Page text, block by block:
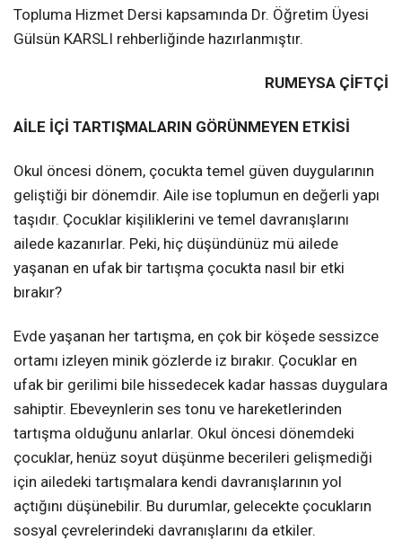
Topluma Hizmet Dersi kapsamında Dr. Öğretim Üyesi
Gülsün KARSLI rehberliğinde hazırlanmıştır.
RUMEYSA ÇİFTÇİ
AİLE İÇİ TARTIŞMALARIN GÖRÜNMEYEN ETKİSİ
Okul öncesi dönem, çocukta temel güven duygularının
geliştiği bir dönemdir. Aile ise toplumun en değerli yapı
taşıdır. Çocuklar kişiliklerini ve temel davranışlarını
ailede kazanırlar. Peki, hiç düşündünüz mü ailede
yaşanan en ufak bir tartışma çocukta nasıl bir etki
bırakır?
Evde yaşanan her tartışma, en çok bir köşede sessizce
ortamı izleyen minik gözlerde iz bırakır. Çocuklar en
ufak bir gerilimi bile hissedecek kadar hassas duygulara
sahiptir. Ebeveynlerin ses tonu ve hareketlerinden
tartışma olduğunu anlarlar. Okul öncesi dönemdeki
çocuklar, henüz soyut düşünme becerileri gelişmediği
için ailedeki tartışmalara kendi davranışlarının yol
açtığını düşünebilir. Bu durumlar, gelecekte çocukların
sosyal çevrelerindeki davranışlarını da etkiler.